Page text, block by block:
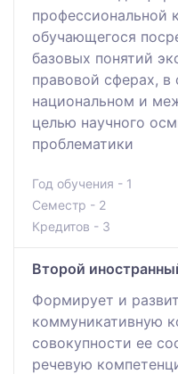
профессиональной
обучающегося
базовых понятий
правовой сферах, в
национальном и
целью научного
проблематики
Год обучения - 1
Семестр - 2
Кредитов - 3
Второй
Формирует и
коммуникативную
совокупности ее
речевую